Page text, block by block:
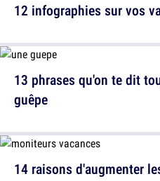
13 phrases qu'on te dit
guêpe
12 infographies sur vos
14 raisons d'augmenter